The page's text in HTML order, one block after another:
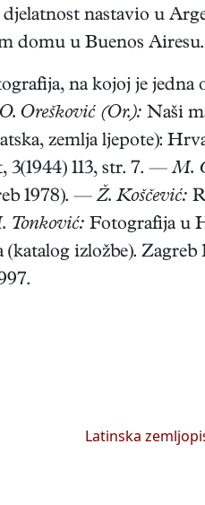
nastavio u
domu u Buenos Airesu.
na kojoj je
O. Orešković (Or.): Naši
zemlja ljepote):
3(1944) 113, str. 7. —M.
1978). —Ž. Koščević:
Tonković: Fotografija u
izložbe). Zagreb
Latinska